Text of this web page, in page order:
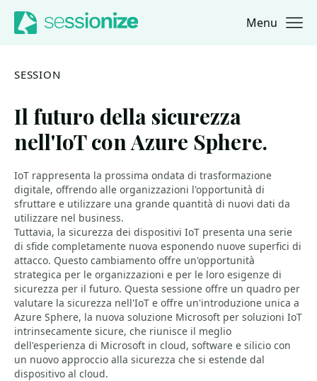
Jump to navigation
Jump to content Menu
SESSION
Il futuro della sicurezza
nell'IoT con Azure Sphere.
IoT rappresenta la prossima ondata di trasformazione
digitale, offrendo alle organizzazioni l'opportunità di
sfruttare e utilizzare una grande quantità di nuovi dati da
utilizzare nel business.
Tuttavia, la sicurezza dei dispositivi IoT presenta una serie
di sfide completamente nuova esponendo nuove superfici di
attacco. Questo cambiamento offre un'opportunità
strategica per le organizzazioni e per le loro esigenze di
sicurezza per il futuro. Questa sessione offre un quadro per
valutare la sicurezza nell'IoT e offre un'introduzione unica a
Azure Sphere, la nuova soluzione Microsoft per soluzioni IoT
intrinsecamente sicure, che riunisce il meglio
dell'esperienza di Microsoft in cloud, software e silicio con
un nuovo approccio alla sicurezza che si estende dal
dispositivo al cloud.